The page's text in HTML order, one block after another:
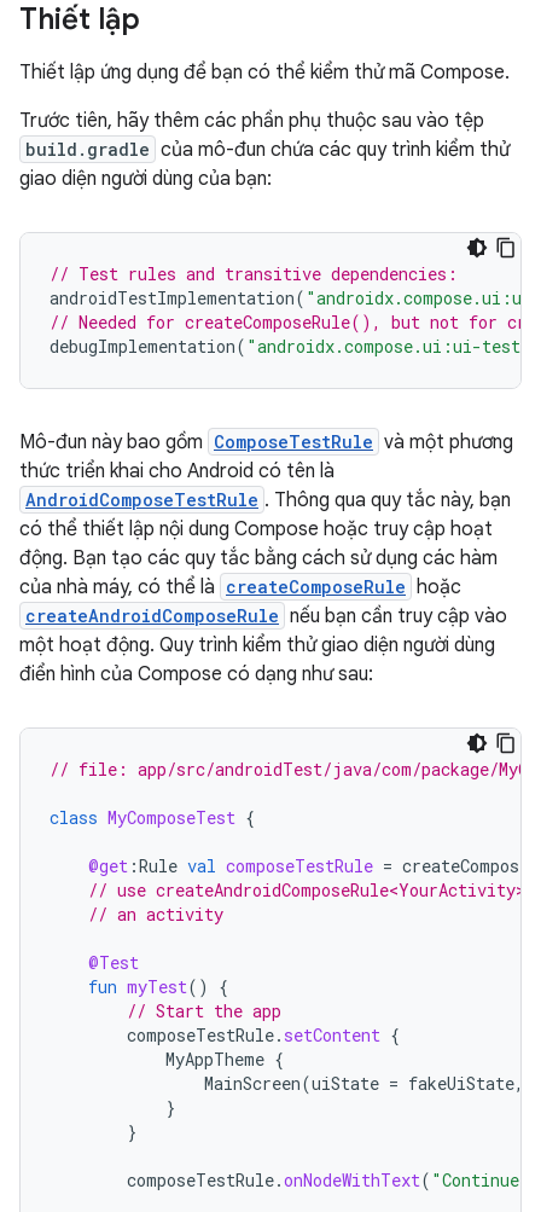
Thiết lập
Thiết lập ứng dụng để bạn có thể kiểm thử mã Compose.
Trước tiên, hãy thêm các phần phụ thuộc sau vào tệp
build.gradle của mô-đun chứa các quy trình kiểm thử
giao diện người dùng của bạn:
// Test rules and transitive dependencies:
androidTestImplementation(
// Needed for createComposeRule(), but not for
debugImplementation( "androidx.compose.ui:ui-test-
Mô-đun này bao gồm ComposeTestRule và một phương
thức triển khai cho Android có tên là
AndroidComposeTestRule . Thông qua quy tắc này, bạn
có thể thiết lập nội dung Compose hoặc truy cập hoạt
động. Bạn tạo các quy tắc bằng cách sử dụng các hàm
của nhà máy, có thể là createComposeRule hoặc
createAndroidComposeRule nếu bạn cần truy cập vào
một hoạt động. Quy trình kiểm thử giao diện người dùng
điển hình của Compose có dạng như sau:
// file: app/src/androidTest/java/com/package/
class MyComposeTest {
@get :Rule val composeTestRule =
// use
// an activity
@Test
fun myTest()
{
// Start the app
composeTestRule. setContent {
MyAppTheme {
MainScreen(uiState = fakeUiState,
}
}
composeTestRule.onNodeWithText( "Continue"